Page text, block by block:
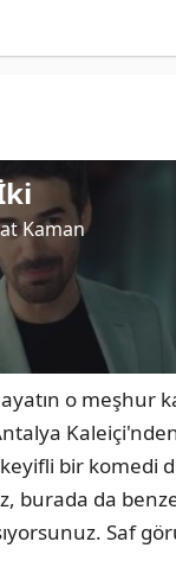
Kaman
o meşhur
Kaleiçi'nden
bir komedi
burada da
Saf